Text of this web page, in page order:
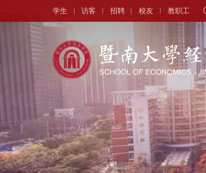
学生 访客 招聘 校友 教职工
院长寄语
学院简介
历史沿革
现任领导
新闻中心
头条新闻
学术动态
学生天地
通知公告
师
师